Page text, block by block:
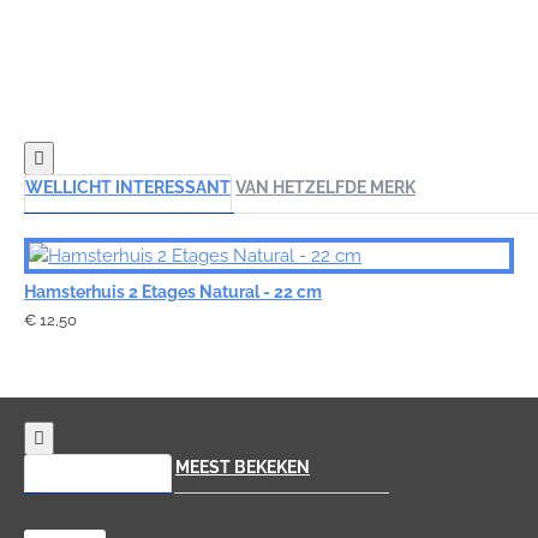
WELLICHT INTERESSANT VAN HETZELFDE MERK
Hamsterhuis 2 Etages Natural - 22 cm
€ 12,50
MEEST BEKEKEN